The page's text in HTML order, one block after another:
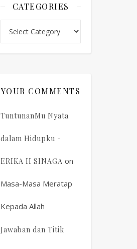
CATEGORIES
YOUR COMMENTS
TuntunanMu Nyata
dalam Hidupku -
ERIKA H SINAGA on
Masa-Masa Meratap
Kepada Allah
Jawaban dan Titik